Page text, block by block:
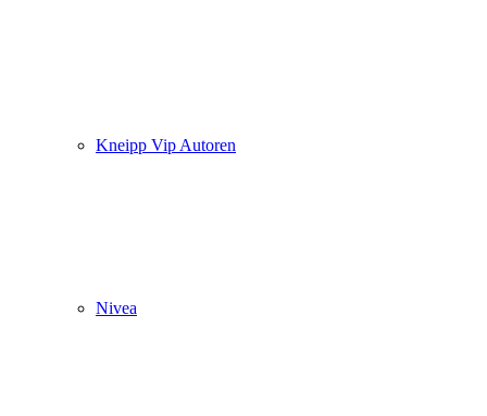
Kneipp Vip Autoren
Nivea